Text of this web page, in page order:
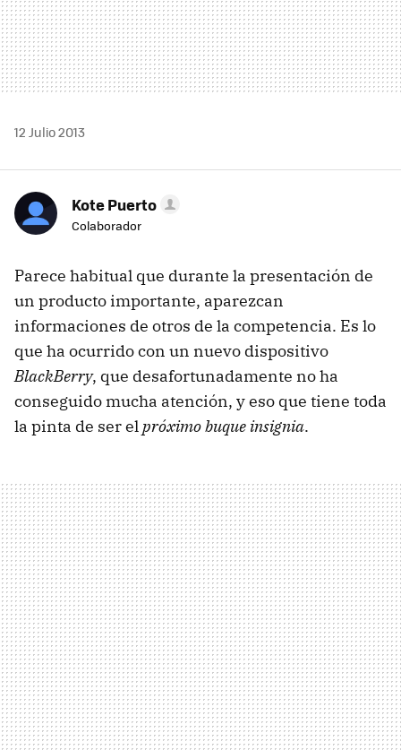
12 Julio 2013
Kote Puerto
Colaborador
Parece habitual que durante la presentación de
un producto importante, aparezcan
informaciones de otros de la competencia. Es lo
que ha ocurrido con un nuevo dispositivo
BlackBerry, que desafortunadamente no ha
conseguido mucha atención, y eso que tiene toda
la pinta de ser elpróximo buque insignia.